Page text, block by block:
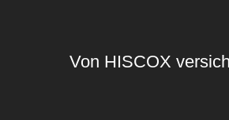
Von HISCOX